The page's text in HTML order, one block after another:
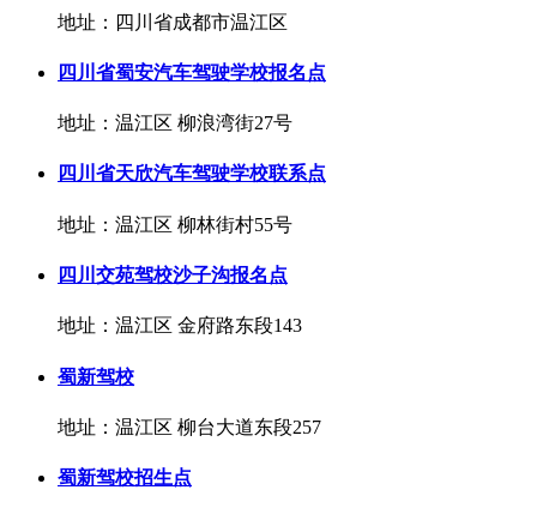
地址：四川省成都市温江区
四川省蜀安汽车驾驶学校报名点
地址：温江区 柳浪湾街27号
四川省天欣汽车驾驶学校联系点
地址：温江区 柳林街村55号
四川交苑驾校沙子沟报名点
地址：温江区 金府路东段143
蜀新驾校
地址：温江区 柳台大道东段257
蜀新驾校招生点